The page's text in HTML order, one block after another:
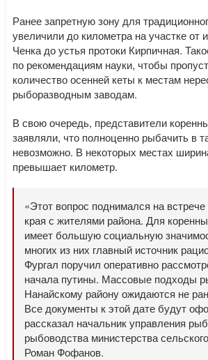
Ранее запретную зону для
увеличили до километра на участке от
Ченка до устья протоки Кирпичная.
по рекомендациям науки, чтобы
количество осенней кеты к местам
рыборазводным заводам.
В свою очередь, представители
заявляли, что полноценно рыбачить в
невозможно. В некоторых местах
превышает километр.
«Этот вопрос поднимался на встрече
края с жителями района. Для
имеет большую социальную
многих из них главный источник
Фургал поручил оперативно
начала путины. Массовые подходы
Нанайскому району ожидаются не
Все документы к этой дате будут
рассказал начальник управления
рыбоводства министерства
Роман Фофанов.